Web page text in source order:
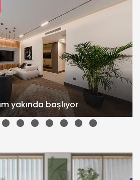
yakında başlıyor